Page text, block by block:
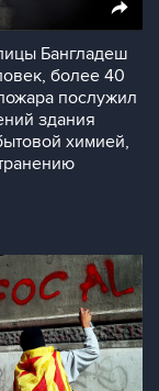
Бангладеш
более 40
послужил
здания
химией,